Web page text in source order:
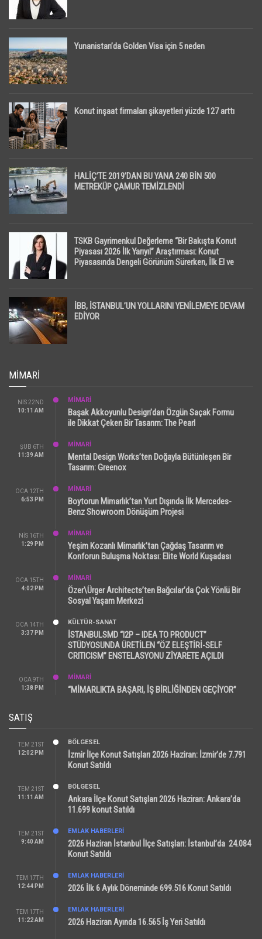
Yunanistan’da Golden Visa için 5 neden
Konut inşaat firmaları şikayetleri yüzde 127 arttı
HALİÇ’TE 2019’DAN BU YANA 240 BİN 500
METREKÜP ÇAMUR TEMİZLENDİ
TSKB Gayrimenkul Değerleme “Bir Bakışta Konut
Piyasası 2026 İlk Yarıyıl” Araştırması: Konut
Piyasasında Dengeli Görünüm Sürerken, İlk El ve
İBB, İSTANBUL’UN YOLLARINI YENİLEMEYE DEVAM
EDİYOR
MIMARI
NIS 22ND
10:11 AM
MİMARİ
Başak Akkoyunlu Design’dan Özgün Saçak Formu
ile Dikkat Çeken Bir Tasarım: The Pearl
ŞUB 6TH
11:39 AM
MİMARİ
Mental Design Works’ten Doğayla Bütünleşen Bir
Tasarım: Greenox
OCA 12TH
6:53 PM
MİMARİ
Boytorun Mimarlık’tan Yurt Dışında İlk Mercedes-
Benz Showroom Dönüşüm Projesi
NIS 16TH
1:29 PM
MİMARİ
Yeşim Kozanlı Mimarlık’tan Çağdaş Tasarım ve
Konforun Buluşma Noktası: Elite World Kuşadası
OCA 15TH
4:02 PM
MİMARİ
Özer\Ürger Architects’ten Bağcılar’da Çok Yönlü Bir
Sosyal Yaşam Merkezi
OCA 14TH
3:37 PM
KÜLTÜR-SANAT
İSTANBULSMD “I2P – IDEA TO PRODUCT”
STÜDYOSUNDA ÜRETİLEN “ÖZ ELEŞTİRİ-SELF
CRITICISM” ENSTELASYONU ZİYARETE AÇILDI
OCA 9TH
1:38 PM
MİMARİ
“MİMARLIKTA BAŞARI, İŞ BİRLİĞİNDEN GEÇİYOR”
SATIŞ
TEM 21ST
12:02 PM
BÖLGESEL
İzmir İlçe Konut Satışları 2026 Haziran: İzmir’de 7.791
Konut Satıldı
TEM 21ST
11:11 AM
BÖLGESEL
Ankara İlçe Konut Satışları 2026 Haziran: Ankara’da
11.699 konut Satıldı
TEM 21ST
9:40 AM
EMLAK HABERLERI
2026 Haziran İstanbul İlçe Satışları: İstanbul’da 24.084
Konut Satıldı
TEM 17TH
12:44 PM
EMLAK HABERLERI
2026 İlk 6 Aylık Döneminde 699.516 Konut Satıldı
TEM 17TH
11:22 AM
EMLAK HABERLERI
2026 Haziran Ayında 16.565 İş Yeri Satıldı